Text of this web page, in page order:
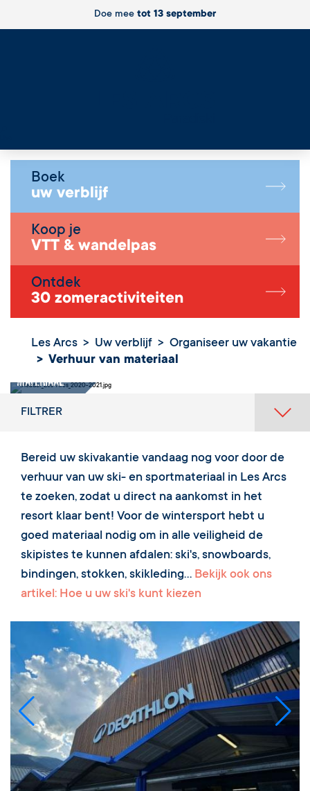
Doe mee tot 13 september
Boek
uw verblijf
Koop je
VTT & wandelpas
Ontdek
30 zomeractiviteiten
Les Arcs Uw verblijf
Organiseer uw vakantie
Verhuur van materiaal
materiaal
FILTRER
Bereid uw skivakantie vandaag nog voor door de
verhuur van uw ski- en sportmateriaal in Les Arcs
te zoeken, zodat u direct na aankomst in het
resort klaar bent! Voor de wintersport hebt u
goed materiaal nodig om in alle veiligheid de
skipistes te kunnen afdalen: ski's, snowboards,
bindingen, stokken, skikleding... Bekijk ook ons
artikel: Hoe u uw ski's kunt kiezen